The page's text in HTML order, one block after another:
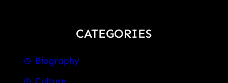
CATEGORIES
Biography